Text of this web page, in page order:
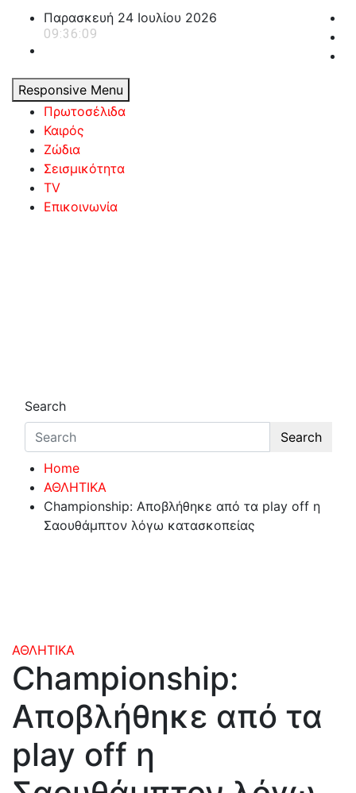
content
Παρασκευή 24 Ιουλίου 2026
09:36:10
Responsive Menu
Πρωτοσέλιδα
Καιρός
Ζώδια
Σεισμικότητα
TV
Επικοινωνία
Search
Search
Home
ΑΘΛΗΤΙΚΑ
Championship: Αποβλήθηκε από τα play off η
Σαουθάμπτον λόγω κατασκοπείας
ΑΘΛΗΤΙΚΑ
Championship:
Αποβλήθηκε από τα
play off η